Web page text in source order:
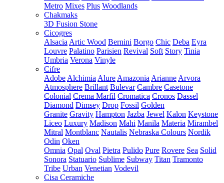
Metro Mixes Plus Woodlands
Chakmaks
3D Fusion Stone
Cicogres
Alsacia Artic Wood Bernini Borgo Chic Deba Eyra
Louvre Palatino Parisien Revival Soft Story Tinia
Umbria Verona Vinyle
Cifre
Adobe Alchimia Alure Amazonia Arianne Arvora
Atmosphere Brillant Bulevar Cambre Casetone
Colonial Crema Marfil Cromatica Cronos Dassel
Diamond Dimsey Drop Fossil Golden
Granite Gravity Hampton Jazba Jewel Kalon Keystone
Liceo Luxury Madison Mahi Manila Materia Mirambel
Mitral Montblanc Nautalis Nebraska Colours Nordik
Odin Oken
Omnia Opal Oval Pietra Pulido Pure Rovere Sea Solid
Sonora Statuario Sublime Subway Titan Tramonto
Tribe Urban Venetian Vodevil
Cisa Ceramiche